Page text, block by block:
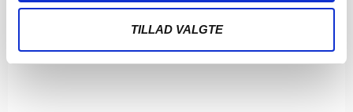
TILLAD VALGTE